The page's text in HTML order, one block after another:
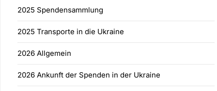
2025 Spendensammlung
2025 Transporte in die Ukraine
2026 Allgemein
2026 Ankunft der Spenden in der Ukraine